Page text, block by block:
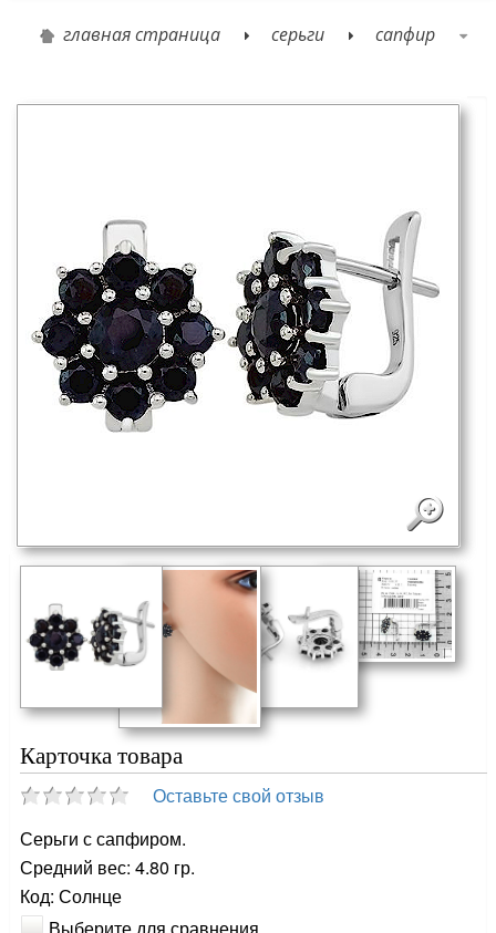
главная страница серьги сапфир
Карточка товара
Оставьте свой отзыв
Серьги с сапфиром.
Средний вес: 4.80 гр.
Код: Солнце